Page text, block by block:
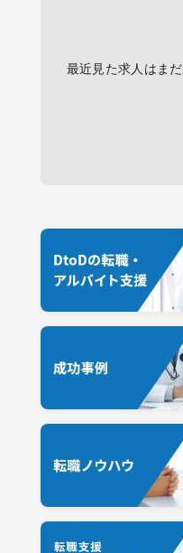
最近見た求人はまだ